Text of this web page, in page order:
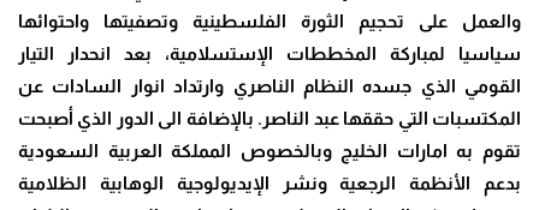
والعمل على تحجيم الثورة الفلسطينية وتصفيتها واحتوائها
سياسيا لمباركة المخططات الإستسلامية، بعد انحدار التيار
القومي الذي جسده النظام الناصري وارتداد انوار السادات عن
المكتسبات التي حققها عبد الناصر. بالإضافة الى الدور الذي أصبحت
تقوم به امارات الخليج وبالخصوص المملكة العربية السعودية
بدعم الأنظمة الرجعية ونشر الإيديولوجية الوهابية الظلامية